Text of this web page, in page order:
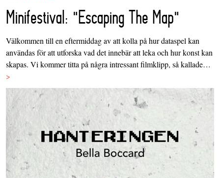
Minifestival: "Escaping The Map"
Välkommen till en eftermiddag av att kolla på hur dataspel kan
användas för att utforska vad det innebär att leka och hur konst kan
skapas. Vi kommer titta på några intressant filmklipp, så kallade…
>